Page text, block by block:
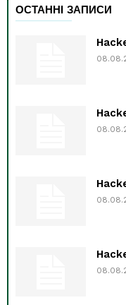
ОСТАННІ ЗАПИСИ